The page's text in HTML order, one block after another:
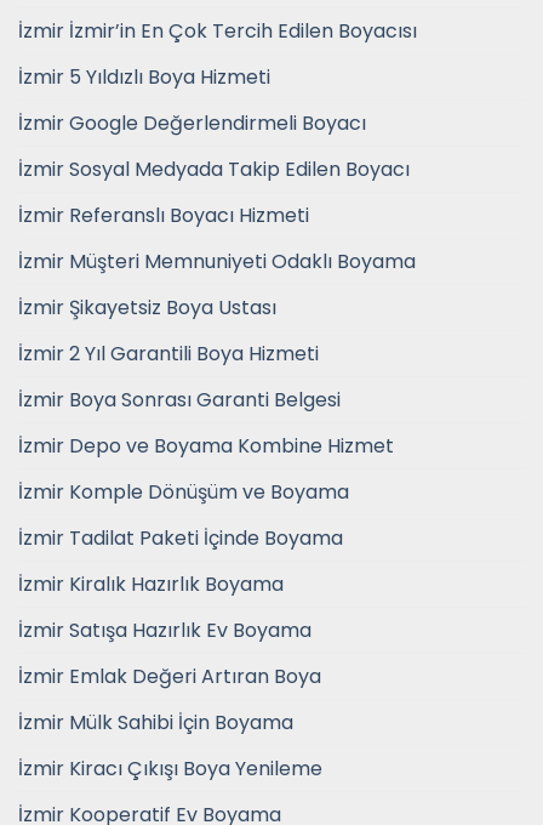
İzmir İzmir’in En Çok Tercih Edilen Boyacısı
İzmir 5 Yıldızlı Boya Hizmeti
İzmir Google Değerlendirmeli Boyacı
İzmir Sosyal Medyada Takip Edilen Boyacı
İzmir Referanslı Boyacı Hizmeti
İzmir Müşteri Memnuniyeti Odaklı Boyama
İzmir Şikayetsiz Boya Ustası
İzmir 2 Yıl Garantili Boya Hizmeti
İzmir Boya Sonrası Garanti Belgesi
İzmir Depo ve Boyama Kombine Hizmet
İzmir Komple Dönüşüm ve Boyama
İzmir Tadilat Paketi İçinde Boyama
İzmir Kiralık Hazırlık Boyama
İzmir Satışa Hazırlık Ev Boyama
İzmir Emlak Değeri Artıran Boya
İzmir Mülk Sahibi İçin Boyama
İzmir Kiracı Çıkışı Boya Yenileme
İzmir Kooperatif Ev Boyama